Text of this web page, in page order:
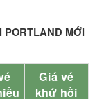
PORTLAND MỚI
Giá vé
khứ hồi